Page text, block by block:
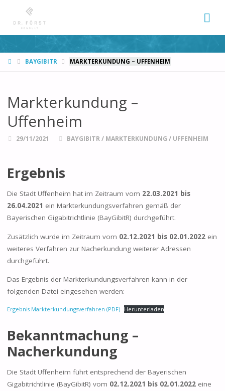
STARTBAYGIBITR MARKTERKUNDUNG – UFFENHEIM
Markterkundung –
Uffenheim
29/11/2021 BAYGIBITR/ MARKTERKUNDUNG / UFFENHEIM
Ergebnis
Die Stadt Uffenheim hat im Zeitraum vom 22.03.2021 bis
26.04.2021 ein Markterkundungsverfahren gemäß der
Bayerischen Gigabitrichtlinie (BayGibitR) durchgeführt.
Zusätzlich wurde im Zeitraum vom 02.12.2021 bis 02.01.2022ein
weiteres Verfahren zur Nacherkundung weiterer Adressen
durchgeführt.
Das Ergebnis der Markterkundungsverfahren kann in der
folgenden Datei eingesehen werden:
Ergebnis Markterkundungsverfahren (PDF) Herunterladen
Bekanntmachung –
Nacherkundung
Die Stadt Uffenheim führt entsprechend der Bayerischen
Gigabitrichtlinie (BayGibitR) vom 02.12.2021 bis 02.01.2022eine